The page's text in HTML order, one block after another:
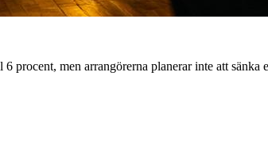
procent, men arrangörerna planerar inte att